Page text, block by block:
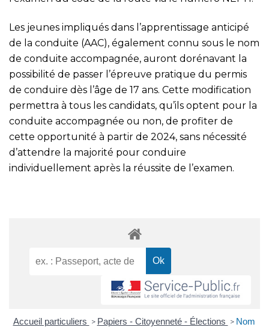
Les jeunes impliqués dans l’apprentissage anticipé
de la conduite (AAC), également connu sous le nom
de conduite accompagnée, auront dorénavant la
possibilité de passer l’épreuve pratique du permis
de conduire dès l’âge de 17 ans. Cette modification
permettra à tous les candidats, qu’ils optent pour la
conduite accompagnée ou non, de profiter de
cette opportunité à partir de 2024, sans nécessité
d’attendre la majorité pour conduire
individuellement après la réussite de l’examen.
Accueil particuliers > Papiers - Citoyenneté - Élections > Nom